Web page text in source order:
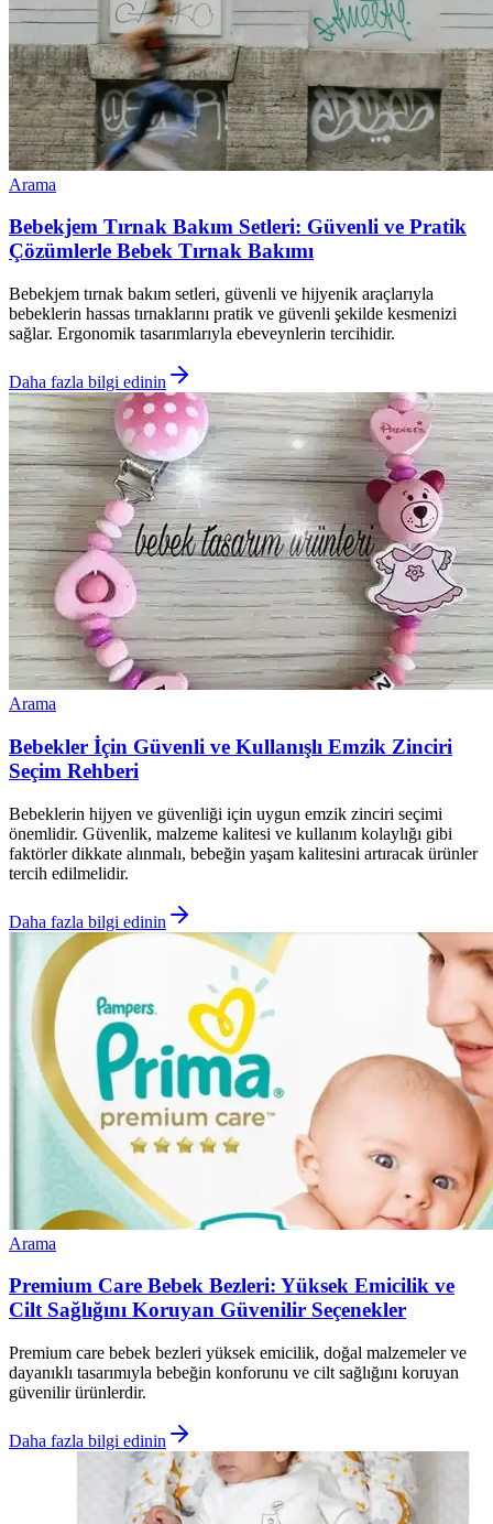
Arama
Bebekjem Tırnak Bakım Setleri: Güvenli ve Pratik
Çözümlerle Bebek Tırnak Bakımı
Bebekjem tırnak bakım setleri, güvenli ve hijyenik araçlarıyla
bebeklerin hassas tırnaklarını pratik ve güvenli şekilde kesmenizi
sağlar. Ergonomik tasarımlarıyla ebeveynlerin tercihidir.
Daha fazla bilgi edinin
Arama
Bebekler İçin Güvenli ve Kullanışlı Emzik Zinciri
Seçim Rehberi
Bebeklerin hijyen ve güvenliği için uygun emzik zinciri seçimi
önemlidir. Güvenlik, malzeme kalitesi ve kullanım kolaylığı gibi
faktörler dikkate alınmalı, bebeğin yaşam kalitesini artıracak ürünler
tercih edilmelidir.
Daha fazla bilgi edinin
Arama
Premium Care Bebek Bezleri: Yüksek Emicilik ve
Cilt Sağlığını Koruyan Güvenilir Seçenekler
Premium care bebek bezleri yüksek emicilik, doğal malzemeler ve
dayanıklı tasarımıyla bebeğin konforunu ve cilt sağlığını koruyan
güvenilir ürünlerdir.
Daha fazla bilgi edinin